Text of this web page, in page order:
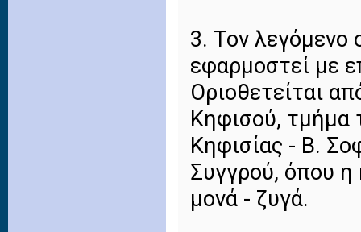
3. Τον λεγόμενο
εφαρμοστεί με
Οριοθετείται
Κηφισού, τμήμα
Κηφισίας - Β.
Συγγρού, όπου η
μονά - ζυγά.